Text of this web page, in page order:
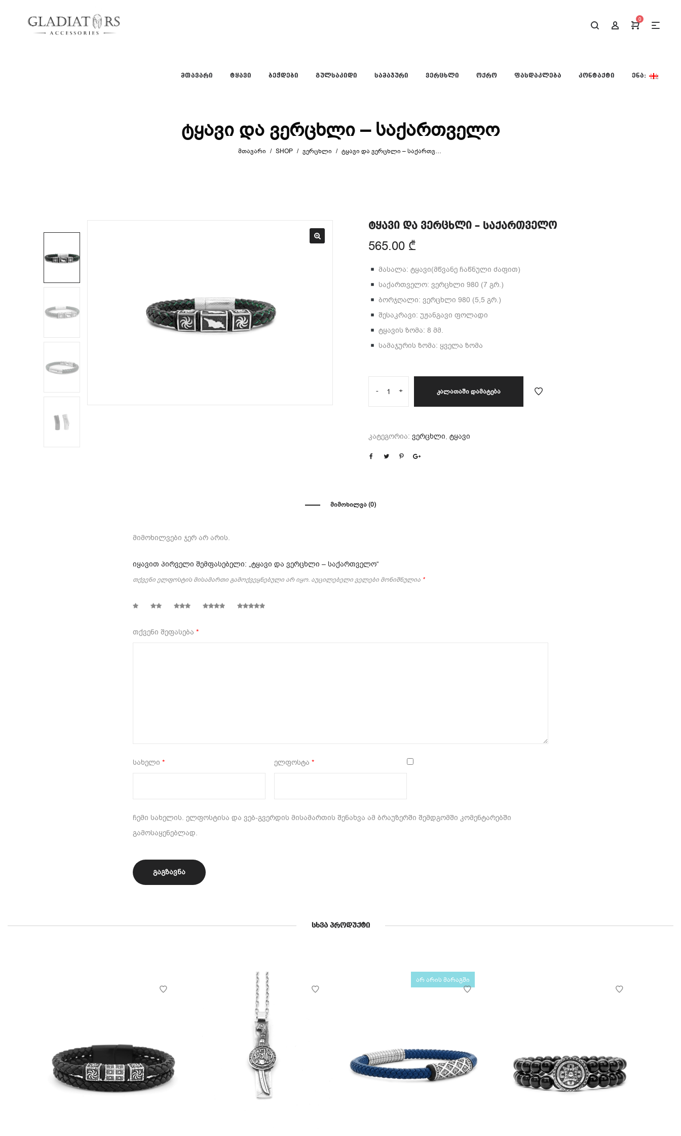
gladiators
gladiators
0
ᲛᲗᲐᲕᲐᲠᲘ ᲢᲧᲐᲕᲘ ᲑᲔᲭᲓᲔᲑᲘ ᲒᲣᲚᲡᲐᲙᲘᲓᲘ ᲡᲐᲛᲐᲯᲣᲠᲘ ᲕᲔᲠᲪᲮᲚᲘ ᲝᲥᲠᲝ ᲤᲐᲡᲓᲐᲙᲚᲔᲑᲐ ᲙᲝᲜᲢᲐᲥᲢᲘ ᲔᲜᲐ:
ტყავი და ვერცხლი – საქართველო
ᲛᲗᲐᲕᲐᲠᲘ / SHOP / ᲕᲔᲠᲪᲮᲚᲘ / ᲢᲧᲐᲕᲘ ᲓᲐ ᲕᲔᲠᲪᲮᲚᲘ – ᲡᲐᲥᲐᲠᲗᲕᲔᲚᲝ
ტყავი და ვერცხლი – საქართველო
565.00 ₾
მასალა: ტყავი(მწვანე ჩაწნული ძაფით)
საქართველო: ვერცხლი 980 (7 გრ.)
ბორჯღალი: ვერცხლი 980 (5,5 გრ.)
შესაკრავი: უჟანგავი ფოლადი
ტყავის ზომა: 8 მმ.
სამაჯურის ზომა: ყველა ზომა
- + ᲙᲐᲚᲐᲗᲐᲨᲘ ᲓᲐᲛᲐᲢᲔᲑᲐ
კატეგორია: ვერცხლი, ტყავი
ᲛᲘᲛᲝᲮᲘᲚᲕᲐ (0)
მიმოხილვები ჯერ არ არის.
იყავით პირველი შემფასებელი: „ტყავი და ვერცხლი – საქართველო“
თქვენი ელფოსტის მისამართი გამოქვეყნებული არ იყო. აუცილებელი ველები მონიშნულია *
თქვენი შეფასება *
სახელი * ელფოსტა *
ჩემი სახელის. ელფოსტისა და ვებ-გვერდის მისამართის შენახვა ამ ბრაუზერში შემდგომში კომენტარებში
გამოსაყენებლად.
ᲡᲮᲕᲐ ᲞᲠᲝᲓᲣᲥᲢᲘ
არ არის მარაგში